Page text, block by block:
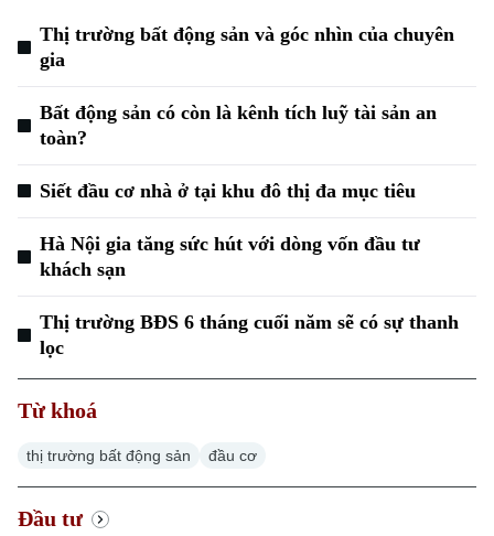
Chuyên mục
Hà Nội
Chính trị
Xã hội
An ninh trật tự
Khoảnh khắc Hà Nội
Tin tức
Kinh tế
Thị trường bất động sản và góc nhìn của chuyên
gia
Bất động sản có còn là kênh tích luỹ tài sản an
toàn?
Siết đầu cơ nhà ở tại khu đô thị đa mục tiêu
Hà Nội gia tăng sức hút với dòng vốn đầu tư
khách sạn
Thị trường BĐS 6 tháng cuối năm sẽ có sự thanh
lọc
Từ khoá
thị trường bất động sản đầu cơ
Đầu tư